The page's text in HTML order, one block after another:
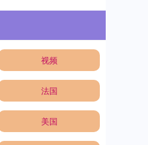
视频
法国
美国